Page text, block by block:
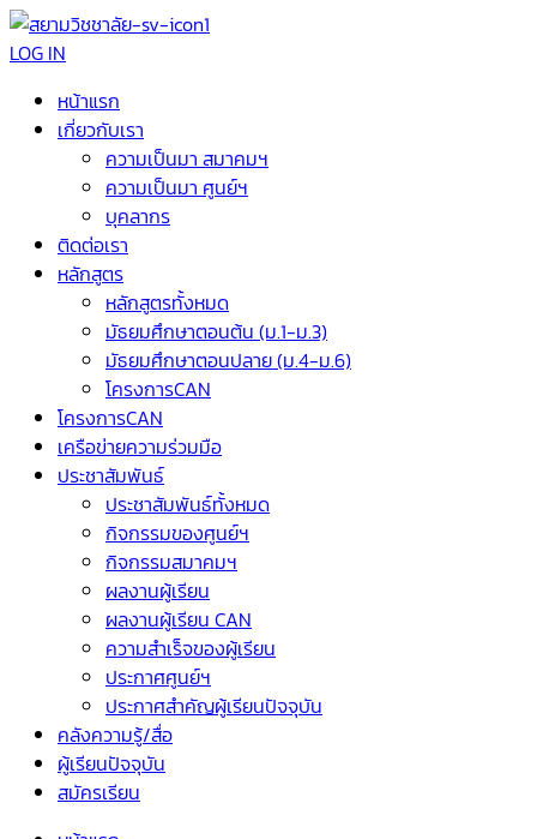
LOG IN
หน้าแรก
เกี่ยวกับเรา
ความเป็นมา สมาคมฯ
ความเป็นมา ศูนย์ฯ
บุคลากร
ติดต่อเรา
หลักสูตร
หลักสูตรทั้งหมด
มัธยมศึกษาตอนต้น (ม.1-ม.3)
มัธยมศึกษาตอนปลาย (ม.4-ม.6)
โครงการCAN
โครงการCAN
เครือข่ายความร่วมมือ
ประชาสัมพันธ์
ประชาสัมพันธ์ทั้งหมด
กิจกรรมของศูนย์ฯ
กิจกรรมสมาคมฯ
ผลงานผู้เรียน
ผลงานผู้เรียน CAN
ความสำเร็จของผู้เรียน
ประกาศศูนย์ฯ
ประกาศสำคัญผู้เรียนปัจจุบัน
คลังความรู้/สื่อ
ผู้เรียนปัจจุบัน
สมัครเรียน